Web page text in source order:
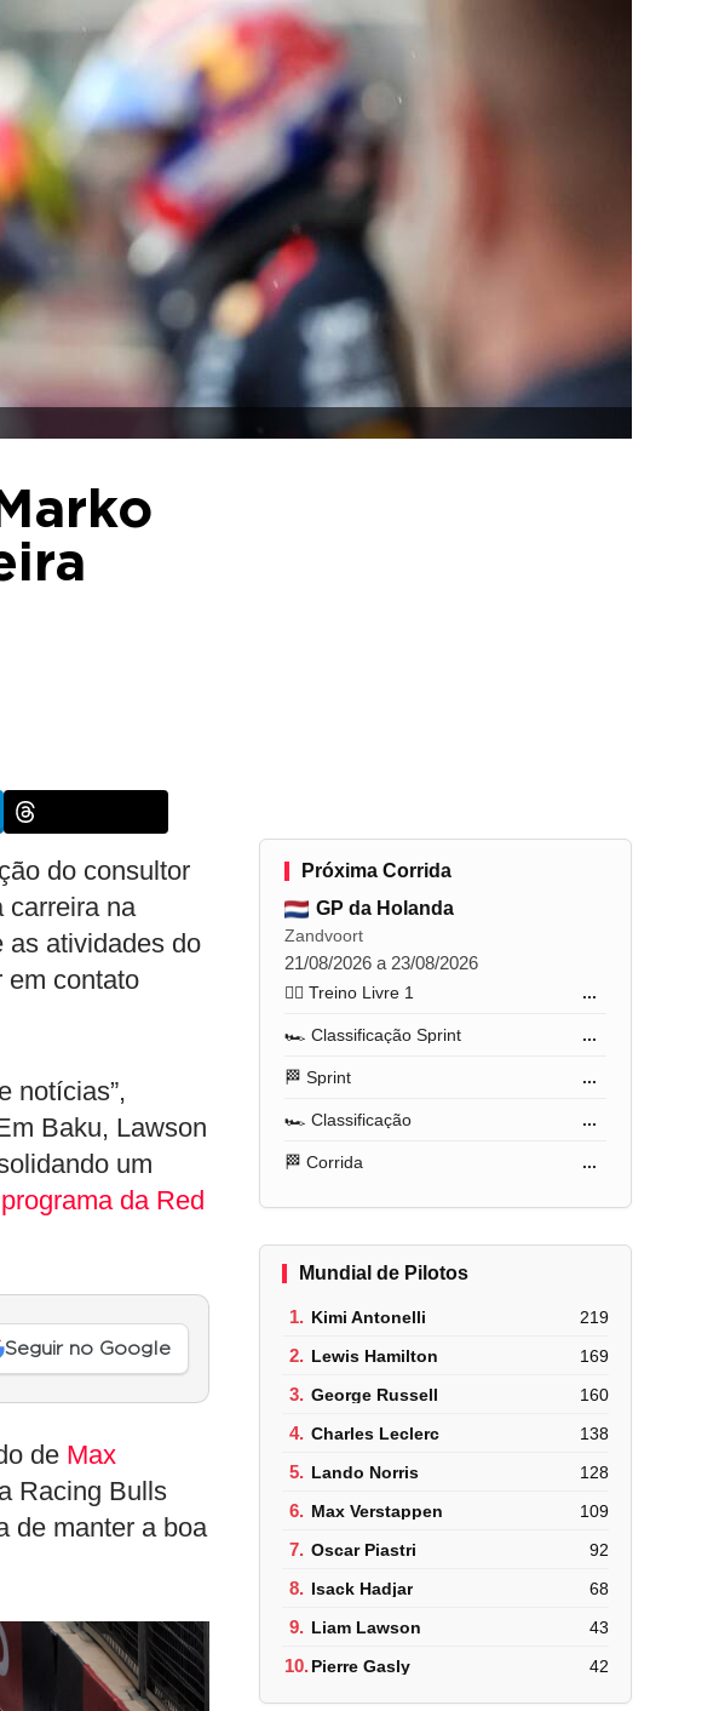
do consultor
carreira na
as atividades do
em contato
notícias”,
Baku, Lawson
um
da Red
Seguir no Google
de Max
Racing Bulls
de manter a boa
Próxima Corrida
GP da Holanda
Zandvoort
21/08/2026 a 23/08/2026
🏋️‍♂️ Treino Livre 1 ...
🏎️ Classificação Sprint ...
🏁 Sprint ...
🏎️ Classificação ...
🏁 Corrida ...
Mundial de Pilotos
1. Kimi Antonelli 219
2. Lewis Hamilton 169
3. George Russell 160
4. Charles Leclerc 138
5. Lando Norris 128
6. Max Verstappen 109
7. Oscar Piastri 92
8. Isack Hadjar 68
9. Liam Lawson 43
10.Pierre Gasly 42